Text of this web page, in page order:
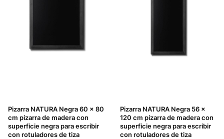
Pizarra NATURA Negra 60 x 80
cm pizarra de madera con
superficie negra para escribir
con rotuladores de tiza
Pizarra NATURA Negra 56 x
120 cm pizarra de madera con
superficie negra para escribir
con rotuladores de tiza